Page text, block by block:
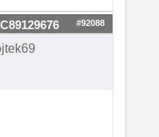
#92088